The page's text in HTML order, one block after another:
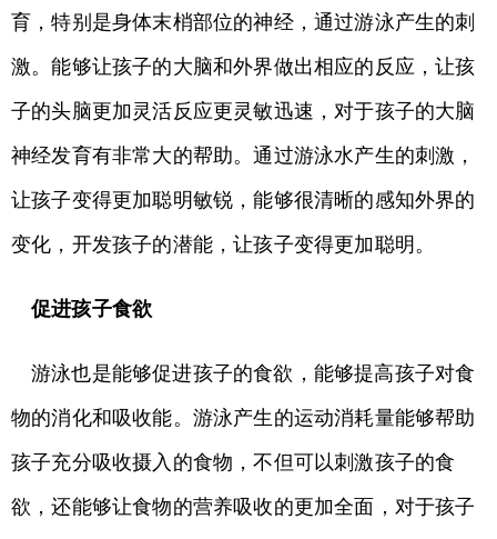
育，特别是身体末梢部位的神经，通过游泳产生的刺
激。能够让孩子的大脑和外界做出相应的反应，让孩
子的头脑更加灵活反应更灵敏迅速，对于孩子的大脑
神经发育有非常大的帮助。通过游泳水产生的刺激，
让孩子变得更加聪明敏锐，能够很清晰的感知外界的
变化，开发孩子的潜能，让孩子变得更加聪明。
促进孩子食欲
游泳也是能够促进孩子的食欲，能够提高孩子对食
物的消化和吸收能。游泳产生的运动消耗量能够帮助
孩子充分吸收摄入的食物，不但可以刺激孩子的食
欲，还能够让食物的营养吸收的更加全面，对于孩子